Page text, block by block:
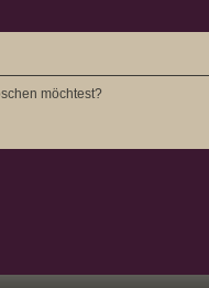
möchtest?